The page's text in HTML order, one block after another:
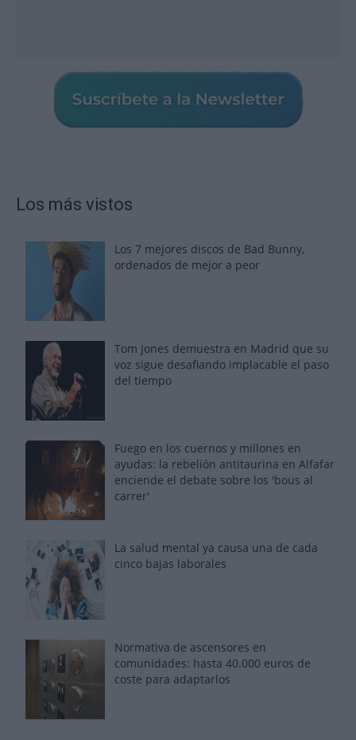
Los más vistos
Los 7 mejores discos de Bad Bunny,
ordenados de mejor a peor
Tom Jones demuestra en Madrid que su
voz sigue desafiando implacable el paso
del tiempo
Fuego en los cuernos y millones en
ayudas: la rebelión antitaurina en Alfafar
enciende el debate sobre los 'bous al
carrer'
La salud mental ya causa una de cada
cinco bajas laborales
Normativa de ascensores en
comunidades: hasta 40.000 euros de
coste para adaptarlos